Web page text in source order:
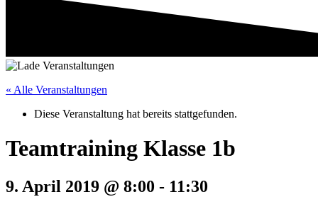
« Alle Veranstaltungen
Diese Veranstaltung hat bereits stattgefunden.
Teamtraining Klasse 1b
9. April 2019 @ 8:00 - 11:30